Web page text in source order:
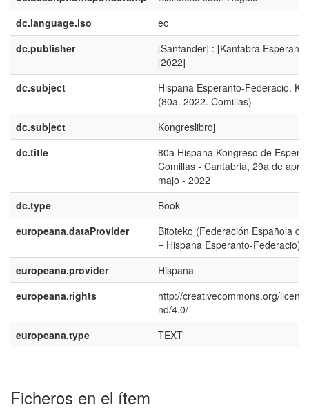
dc.language.iso
eo
dc.publisher
[Santander] : [Kantabra
[2022]
dc.subject
Hispana Esperanto-Federacio.
(80a. 2022. Comillas)
dc.subject
Kongreslibroj
dc.title
80a Hispana Kongreso de
Comillas - Cantabria, 29a de
majo - 2022
dc.type
Book
europeana.dataProvider
Bitoteko (Federación Española
= Hispana Esperanto-Federacio)
europeana.provider
Hispana
europeana.rights
http://creativecommons.org/
nd/4.0/
europeana.type
TEXT
Ficheros en el ítem